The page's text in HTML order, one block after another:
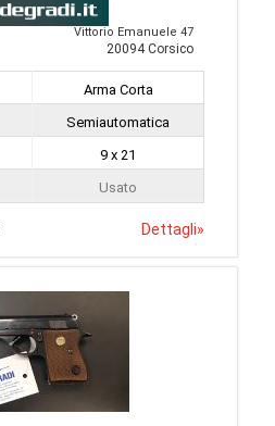
Vittorio Emanuele 47
20094 Corsico
Arma Corta
Semiautomatica
9 x 21
Usato
Dettagli»